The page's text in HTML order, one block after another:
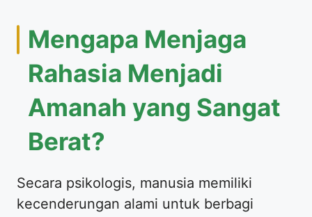
Mengapa Menjaga
Rahasia Menjadi
Amanah yang Sangat
Berat?
Secara psikologis, manusia memiliki
kecenderungan alami untuk berbagi